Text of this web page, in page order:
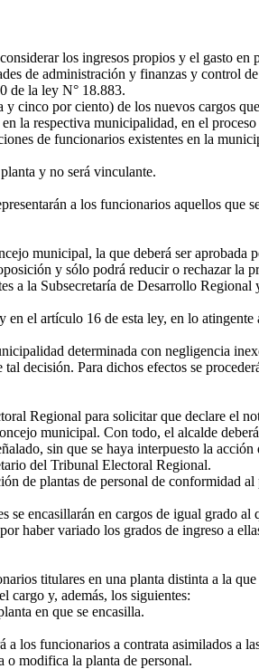
los ingresos propios y el gasto en
de administración y finanzas y control
de la ley N° 18.883.
cinco por ciento) de los nuevos cargos
la respectiva municipalidad, en el
de funcionarios existentes en la
y no será vinculante.
a los funcionarios aquellos que
municipal, la que deberá ser aprobada
y sólo podrá reducir o rechazar la
la Subsecretaría de Desarrollo
el artículo 16 de esta ley, en lo atingente
determinada con negligencia
decisión. Para dichos efectos se
Regional para solicitar que declare el
municipal. Con todo, el alcalde
sin que se haya interpuesto la
del Tribunal Electoral Regional.
plantas de personal de conformidad
encasillarán en cargos de igual grado al
haber variado los grados de ingreso a
titulares en una planta distinta a la
cargo y, además, los siguientes:
en que se encasilla.
los funcionarios a contrata asimilados a
o modifica la planta de personal.